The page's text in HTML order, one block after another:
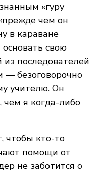
«гуру
чем он
в караване
свою
последователей
— безоговорочно
учителю. Он
чем я когда-либо
чтобы кто-то
помощи от
не заботится о